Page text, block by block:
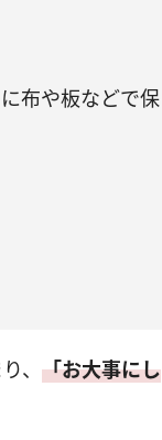
布や板などで保
、 「お大事にし